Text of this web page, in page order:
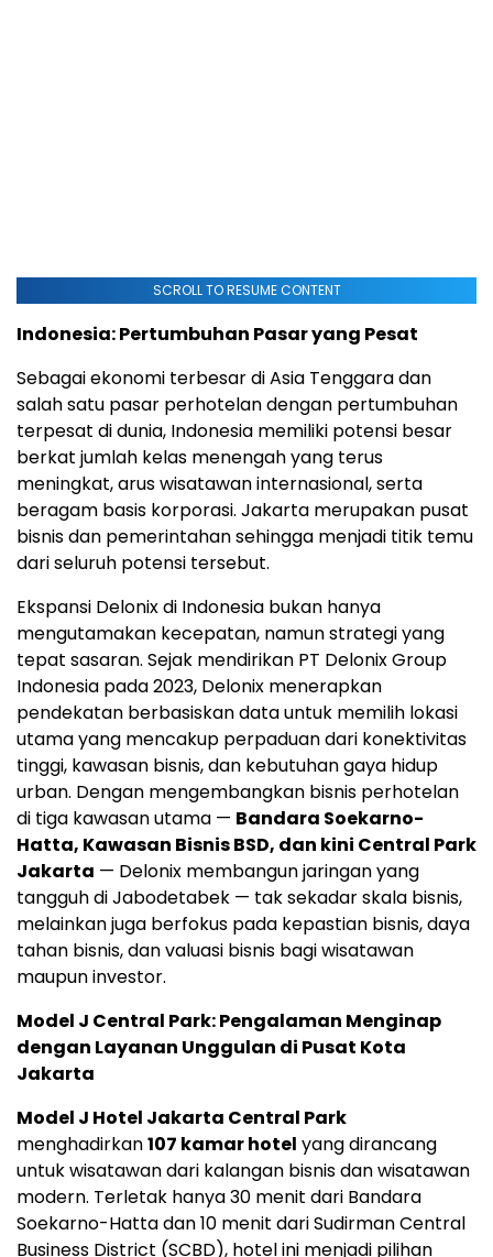
SCROLL TO RESUME CONTENT
Indonesia: Pertumbuhan Pasar yang Pesat
Sebagai ekonomi terbesar diAsia Tenggaradan
salah satu pasar perhotelan dengan pertumbuhan
terpesat di dunia, Indonesia memiliki potensi besar
berkat jumlah kelas menengah yang terus
meningkat, arus wisatawan internasional, serta
beragam basis korporasi. Jakarta merupakan pusat
bisnis dan pemerintahan sehingga menjadi titik temu
dari seluruh potensi tersebut.
Ekspansi Delonix di Indonesia bukan hanya
mengutamakan kecepatan, namun strategi yang
tepat sasaran. Sejak mendirikan PT Delonix Group
Indonesia pada 2023, Delonix menerapkan
pendekatan berbasiskan data untuk memilih lokasi
utama yang mencakup perpaduan dari konektivitas
tinggi, kawasan bisnis, dan kebutuhan gaya hidup
urban. Dengan mengembangkan bisnis perhotelan
di tiga kawasan utama — Bandara Soekarno-
Hatta, Kawasan Bisnis BSD, dan kini Central Park
Jakarta — Delonix membangun jaringan yang
tangguh di Jabodetabek — tak sekadar skala bisnis,
melainkan juga berfokus pada kepastian bisnis, daya
tahan bisnis, dan valuasi bisnis bagi wisatawan
maupun investor.
Model J Central Park: Pengalaman Menginap
dengan Layanan Unggulan di Pusat Kota
Jakarta
Model J Hotel Jakarta Central Park
menghadirkan107 kamar hotel yang dirancang
untuk wisatawan dari kalangan bisnis dan wisatawan
modern. Terletak hanya 30 menit dari Bandara
Soekarno-Hatta dan 10 menit dari Sudirman Central
Business District (SCBD), hotel ini menjadi pilihan